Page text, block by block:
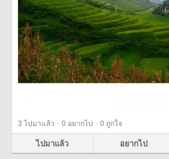
3ไปมาแล้ว · 0 อยากไป · 0 ถูกใจ
ไปมาแล้ว อยากไป